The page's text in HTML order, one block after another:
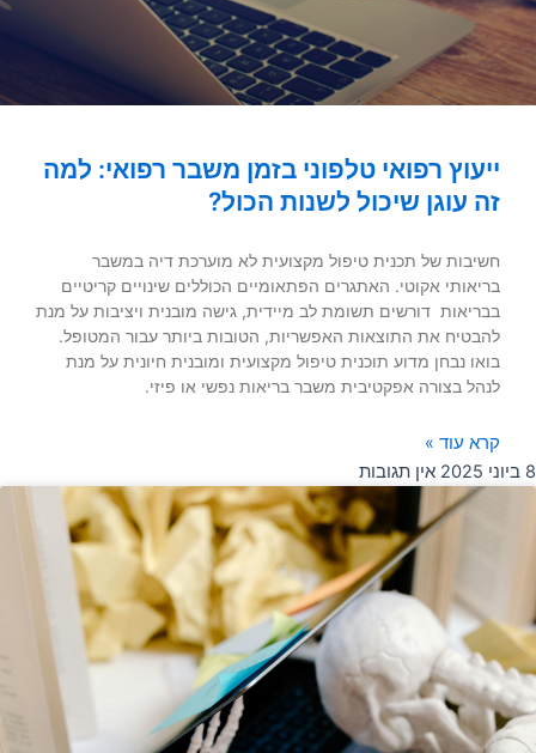
ייעוץ רפואי טלפוני בזמן משבר רפואי: למה
זה עוגן שיכול לשנות הכול?
חשיבות של תכנית טיפול מקצועית לא מוערכת דיה במשבר
בריאותי אקוטי. האתגרים הפתאומיים הכוללים שינויים קריטיים
בבריאות דורשים תשומת לב מיידית, גישה מובנית ויציבות על מנת
להבטיח את התוצאות האפשריות, הטובות ביותר עבור המטופל.
בואו נבחן מדוע תוכנית טיפול מקצועית ומובנית חיונית על מנת
לנהל בצורה אפקטיבית משבר בריאות נפשי או פיזי.
קרא עוד »
8 ביוני 2025
אין תגובות